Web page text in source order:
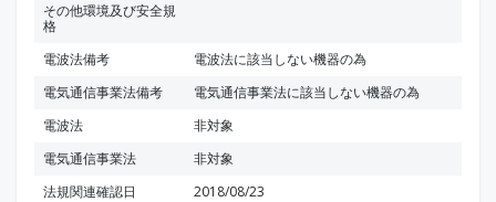
その他環境及び安全規
格
電波法備考
電波法に該当しない機器の為
電気通信事業法備考
電気通信事業法に該当しない機器の為
電波法
非対象
電気通信事業法
非対象
法規関連確認日
2018/08/23